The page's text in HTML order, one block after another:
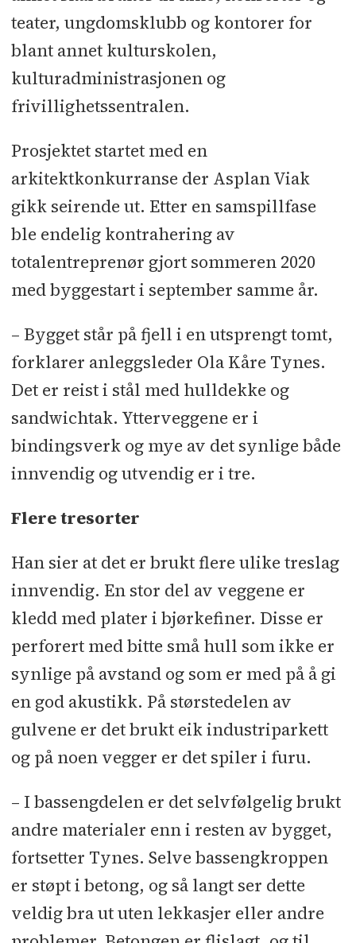
Teleskopamfi: Fora Forml
Metallarbeider: Alumetall
beslag: Låssenteret lFlis og mur:
Murmester Mørkedal
spiler: Modulvegger Trondheim
Industriparkett: Parkettgruppen
Maler og belegg: Malermestrene BMV
lBlikkenslagerarbeider: Fagblikkl
Inventar: Grande interiør
Storkjøkken MyhrvoldlHeis: Lift-
Tech
Leddheiseporter og
branngardin: Windsor
basseng: Pooltech l
Vannbehandlingsanlegg: Enwal
Sceneteknisk utstyr: Brightl
Avfallshåndtering: RIR Næring
Byggevarer: MontérlYttervegger:
Pretrel
Ferdigbetong: Sylteosen
BetonglInteriørfiner: Gustavs-panel
lVinduer: NorDan
Klubben lBranntetting og taktil
merking: FiresafelMetallarbeider:
Warvik Mek
teater, ungdomsklubb og kontorer for
blant annet kulturskolen,
kulturadministrasjonen og
frivillighetssentralen.
Prosjektet startet med en
arkitektkonkurranse der Asplan Viak
gikk seirende ut. Etter en samspillfase
ble endelig kontrahering av
totalentreprenør gjort sommeren 2020
med byggestart i september samme år.
– Bygget står på fjell i en utsprengt tomt,
forklarer anleggsleder Ola Kåre Tynes.
Det er reist i stål med hulldekke og
sandwichtak. Ytterveggene er i
bindingsverk og mye av det synlige både
innvendig og utvendig er i tre.
Flere tresorter
Han sier at det er brukt flere ulike treslag
innvendig. En stor del av veggene er
kledd med plater i bjørkefiner. Disse er
perforert med bitte små hull som ikke er
synlige på avstand og som er med på å gi
en god akustikk. På størstedelen av
gulvene er det brukt eik industriparkett
og på noen vegger er det spiler i furu.
– I bassengdelen er det selvfølgelig brukt
andre materialer enn i resten av bygget,
fortsetter Tynes. Selve bassengkroppen
er støpt i betong, og så langt ser dette
veldig bra ut uten lekkasjer eller andre